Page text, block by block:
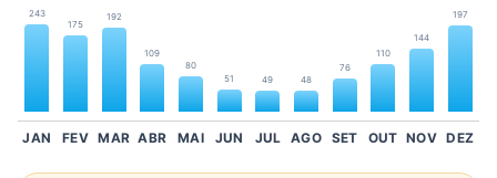
243
175
192
109
80
51
49 48
76
110
144
197
JAN FEV MAR ABR MAI JUN JUL AGO SET OUT NOV DEZ